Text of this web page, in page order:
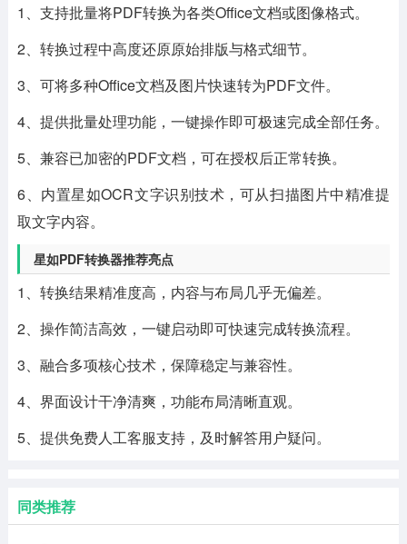
1、支持批量将PDF转换为各类Office文档或图像格式。
2、转换过程中高度还原原始排版与格式细节。
3、可将多种Office文档及图片快速转为PDF文件。
4、提供批量处理功能，一键操作即可极速完成全部任务。
5、兼容已加密的PDF文档，可在授权后正常转换。
6、内置星如OCR文字识别技术，可从扫描图片中精准提
取文字内容。
星如PDF转换器推荐亮点
1、转换结果精准度高，内容与布局几乎无偏差。
2、操作简洁高效，一键启动即可快速完成转换流程。
3、融合多项核心技术，保障稳定与兼容性。
4、界面设计干净清爽，功能布局清晰直观。
5、提供免费人工客服支持，及时解答用户疑问。
同类推荐